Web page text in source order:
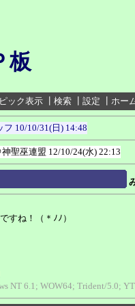
板
ック表示 検索 設定 ホー
フ 10/10/31(日) 14:48
聖巫連盟 12/10/24(水) 22:13
すね！（＊ﾉﾉ）
NT 6.1; WOW64; Trident/5.0;